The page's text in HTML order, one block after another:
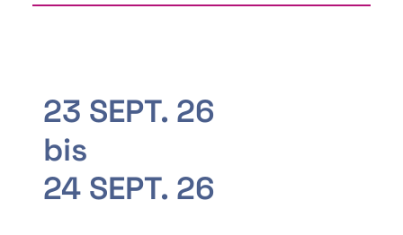
23 SEPT. 26
bis
24 SEPT. 26